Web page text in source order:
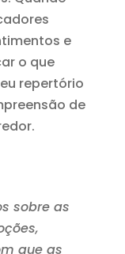
e
o que
repertório
de
sobre as
que as